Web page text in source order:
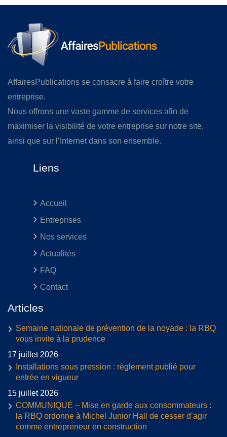
AffairesPublications se consacre à faire croître votre
entreprise.
Nous offrons une vaste gamme de services afin de
maximiser la visibilité de votre entreprise sur notre site,
ainsi que sur l’Internet dans son ensemble.
Liens
Accueil
Entreprises
Nos services
Actualités
FAQ
Contact
Articles
Semaine nationale de prévention de la noyade : la RBQ
vous invite à la prudence
17 juillet 2026
Installations sous pression : règlement publié pour
entrée en vigueur
15 juillet 2026
COMMUNIQUÉ – Mise en garde aux consommateurs :
la RBQ ordonne à Michel Junior Hall de cesser d’agir
comme entrepreneur en construction